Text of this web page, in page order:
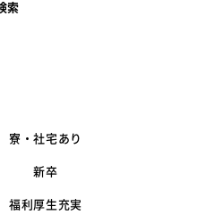
索
寮・社宅あり
新卒
福利厚生充実